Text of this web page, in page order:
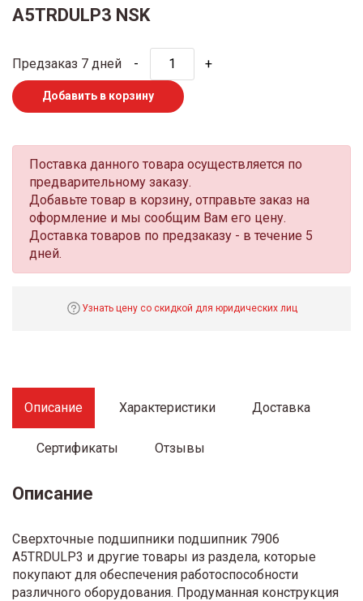
A5TRDULP3 NSK
Предзаказ 7 дней - +
Добавить в корзину
Поставка данного товара осуществляется по
предварительному заказу.
Добавьте товар в корзину, отправьте заказ на
оформление и мы сообщим Вам его цену.
Доставка товаров по предзаказу - в течение 5
дней.
Узнать цену со скидкой для юридических лиц
Описание Характеристики Доставка
Сертификаты Отзывы
Описание
Сверхточные подшипники подшипник 7906
A5TRDULP3 и другие товары из раздела, которые
покупают для обеспечения работоспособности
различного оборудования. Продуманная конструкция